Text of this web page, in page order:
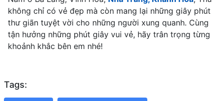
không chỉ có vẻ đẹp mà còn mang lại những giây phút
thư giãn tuyệt vời cho những người xung quanh. Cùng
tận hưởng những phút giây vui vẻ, hãy trân trọng từng
khoảnh khắc bên em nhé!
Tags: